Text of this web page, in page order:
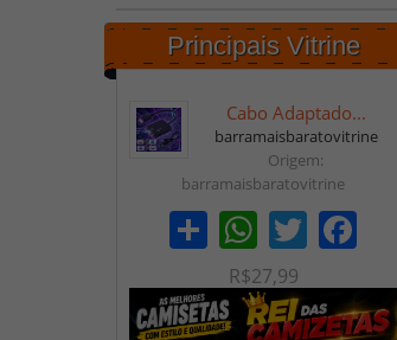
Principais Vitrine
Cabo Adaptado...
barramaisbaratovitrine
Origem:
barramaisbaratovitrine
Share WhatsAppTwitter Facebook
R$27,99